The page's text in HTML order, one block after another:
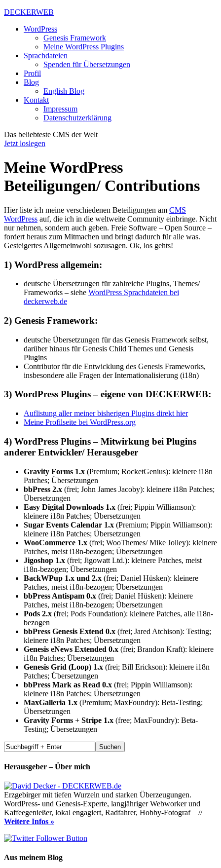
DECKERWEB
WordPress
Genesis Framework
Meine WordPress Plugins
Sprachdateien
Spenden für Übersetzungen
Profil
Blog
English Blog
Kontakt
Impressum
Datenschutzerklärung
Das beliebteste CMS der Welt
Jetzt loslegen
Meine WordPress
Beteiligungen/ Contributions
Hier liste ich meine verschiedenen Beteiligungen am CMS
WordPress auf, die ich in die weltweite Community einbringe. Nicht
nur nehmen, sondern auch geben. Freie Software – Open Source –
fordert heraus zum Mitmachen und bringt dadurch für alle was.
Gesteigertes Allgemeinwohl sozusagen. Ok, los gehts!
1) WordPress allgemein:
deutsche Übersetzungen für zahlreiche Plugins, Themes/
Frameworks – siehe WordPress Sprachdateien bei
deckerweb.de
2) Genesis Framework:
deutsche Übersetzungen für das Genesis Framework selbst,
darüber hinaus für Genesis Child Themes und Genesis
Plugins
Contributor für die Entwicklung des Genesis Frameworks,
insbesondere alle Fragen der Internationalisierung (i18n)
3) WordPress Plugins – eigene von DECKERWEB:
Auflistung aller meiner bisherigen Plugins direkt hier
Meine Profilseite bei WordPress.org
4) WordPress Plugins – Mitwirkung bei Plugins
anderer Entwickler/ Herausgeber
Gravity Forms 1.x (Premium; RocketGenius): kleinere i18n
Patches; Übersetzungen
bbPress 2.x (frei; John James Jacoby): kleinere i18n Patches;
Übersetzungen
Easy Digital Downloads 1.x (frei; Pippin Williamson):
kleinere i18n Patches; Übersetzungen
Sugar Events Calendar 1.x (Premium; Pippin Williamson):
kleinere i18n Patches; Übersetzungen
WooCommerce 1.x (frei; WooThemes/ Mike Jolley): kleinere
Patches, meist i18n-bezogen; Übersetzungen
Jigoshop 1.x (frei; Jigowatt Ltd.): kleinere Patches, meist
i18n-bezogen; Übersetzungen
BackWPup 1.x und 2.x (frei; Daniel Hüsken): kleinere
Patches, meist i18n-bezogen; Übersetzungen
bbPress Antispam 0.x (frei; Daniel Hüsken): kleinere
Patches, meist i18n-bezogen; Übersetzungen
Pods 2.x (frei; Pods Foundation): kleinere Patches, alle i18n-
bezogen
bbPress Genesis Extend 0.x (frei; Jared Atchison): Testing;
kleinere i18n Patches; Übersetzungen
Genesis eNews Extended 0.x (frei; Brandon Kraft): kleinere
i18n Patches; Übersetzungen
Genesis Grid (Loop) 1.x (frei; Bill Erickson): kleinere i18n
Patches; Übersetzungen
bbPress Mark as Read 0.x (frei; Pippin Williamson):
kleinere i18n Patches; Übersetzungen
MaxGalleria 1.x (Premium; MaxFoundry): Beta-Testing;
Übersetzungen
Gravity Forms + Stripe 1.x (free; MaxFoundry): Beta-
Testing; Übersetzungen
Herausgeber – Über mich
Erzgebirger mit tiefen Wurzeln und starken Überzeugungen.
WordPress- und Genesis-Experte, langjähriger Webworker und
Kaffeegenießer, lokal engagiert, Radfahrer, Hobby-Fotograf //
Weitere Infos »
Aus meinem Blog